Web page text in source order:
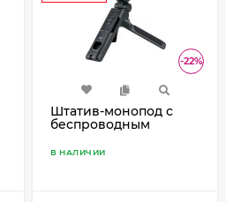
-22%
Штатив-монопод с
беспроводным
(аналог Sony GP-
В НАЛИЧИИ